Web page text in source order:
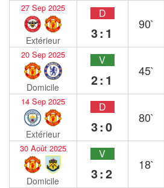
27 Sep 2025
Extérieur
D
3:1
90`
20 Sep 2025
Domicile
V
2:1
45`
14 Sep 2025
Extérieur
D
3:0
80`
30 Août 2025
Domicile
V
3:2
18`